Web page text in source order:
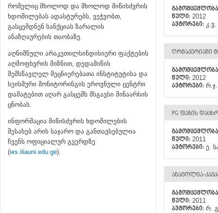
რომელიც მხოლოდ და მხოლოდ მიწისძვრის
ხდომილებას ადასტურებს, ვეჭვობთ,
გასცემდნენ სანქციას ზარალის
ანაზღაურების თაობაზე.
აღნიშნული არაკეთილსინდისიერი ფაქტების
აღმოფხვრის მიზნით, დედამიწის
შემსწავლელ მეცნიერებათა ინსტიტუტისა და
სეისმური მონიტორინგის ეროვნული ცენტრი
დამატებით აღარ გასცემს მსგავსი შინაარსის
ცნობას.
ინფორმაცია მიწისძვრის ხდომილების
შესახებ არის საჯარო და განთავსებულია
ჩვენს ოფიციალურ გვერდზე
(ies.iliauni.edu.ge).
ᲬᲔᲚᲘ: 2012
ᲐᲕᲢᲝᲠᲔᲑᲘ:
ᲦᲠᲛᲐᲙᲔᲠᲘᲐᲜᲘ
ᲬᲔᲚᲘ: 2012
ᲐᲕᲢᲝᲠᲔᲑᲘ:
PG ᲤᲐᲖᲘᲡ
ᲬᲔᲚᲘ: 2011
ᲐᲕᲢᲝᲠᲔᲑᲘ: ე.
ᲐᲜᲐᲢᲝᲚᲘᲐ-
ᲬᲔᲚᲘ: 2011
ᲐᲕᲢᲝᲠᲔᲑᲘ: რ.